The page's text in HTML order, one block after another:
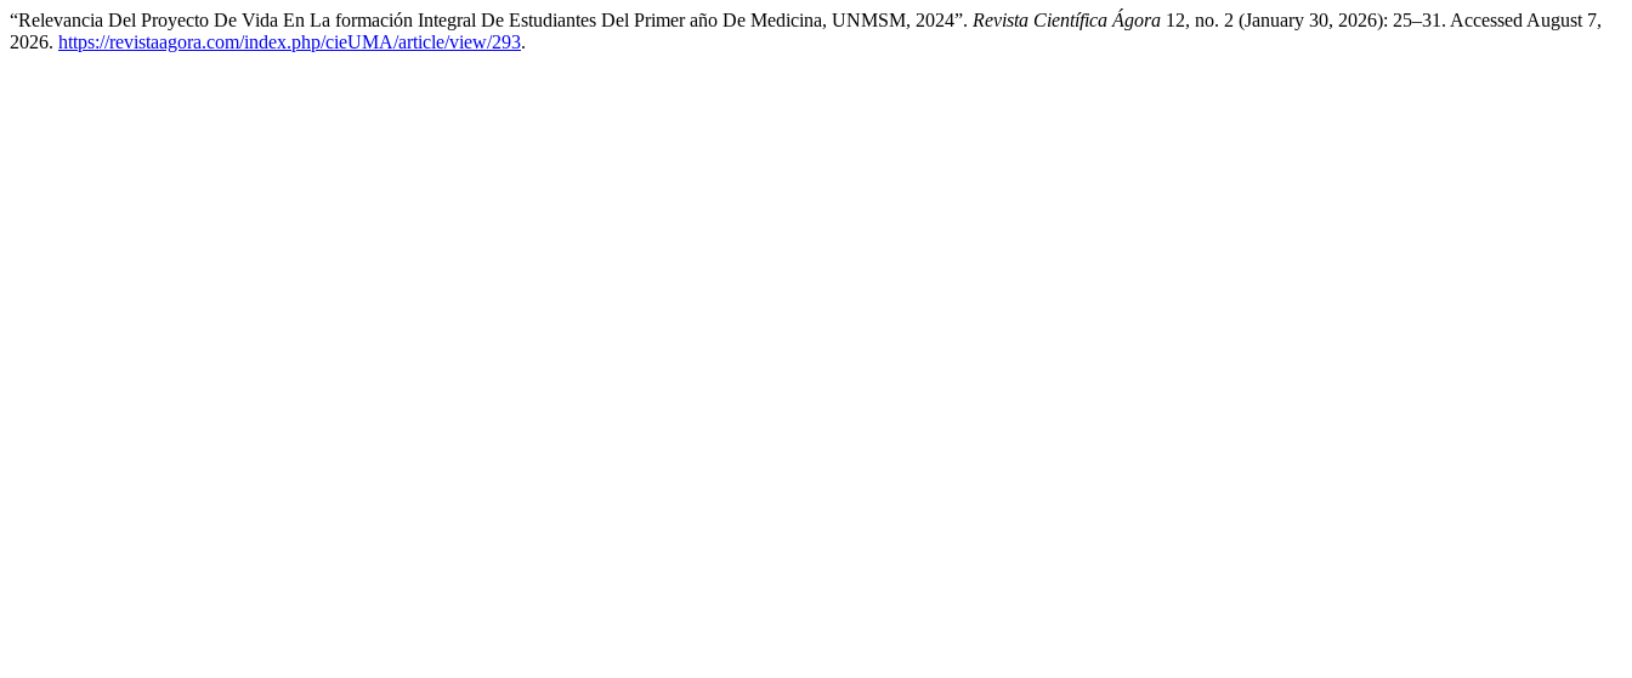
“Relevancia Del Proyecto De Vida En La formación Integral De Estudiantes Del Primer año De Medicina, UNMSM, 2024”. Revista Científica Ágora 12, no. 2 (January 30, 2026): 25–31. Accessed August 7,
2026. https://revistaagora.com/index.php/cieUMA/article/view/293.